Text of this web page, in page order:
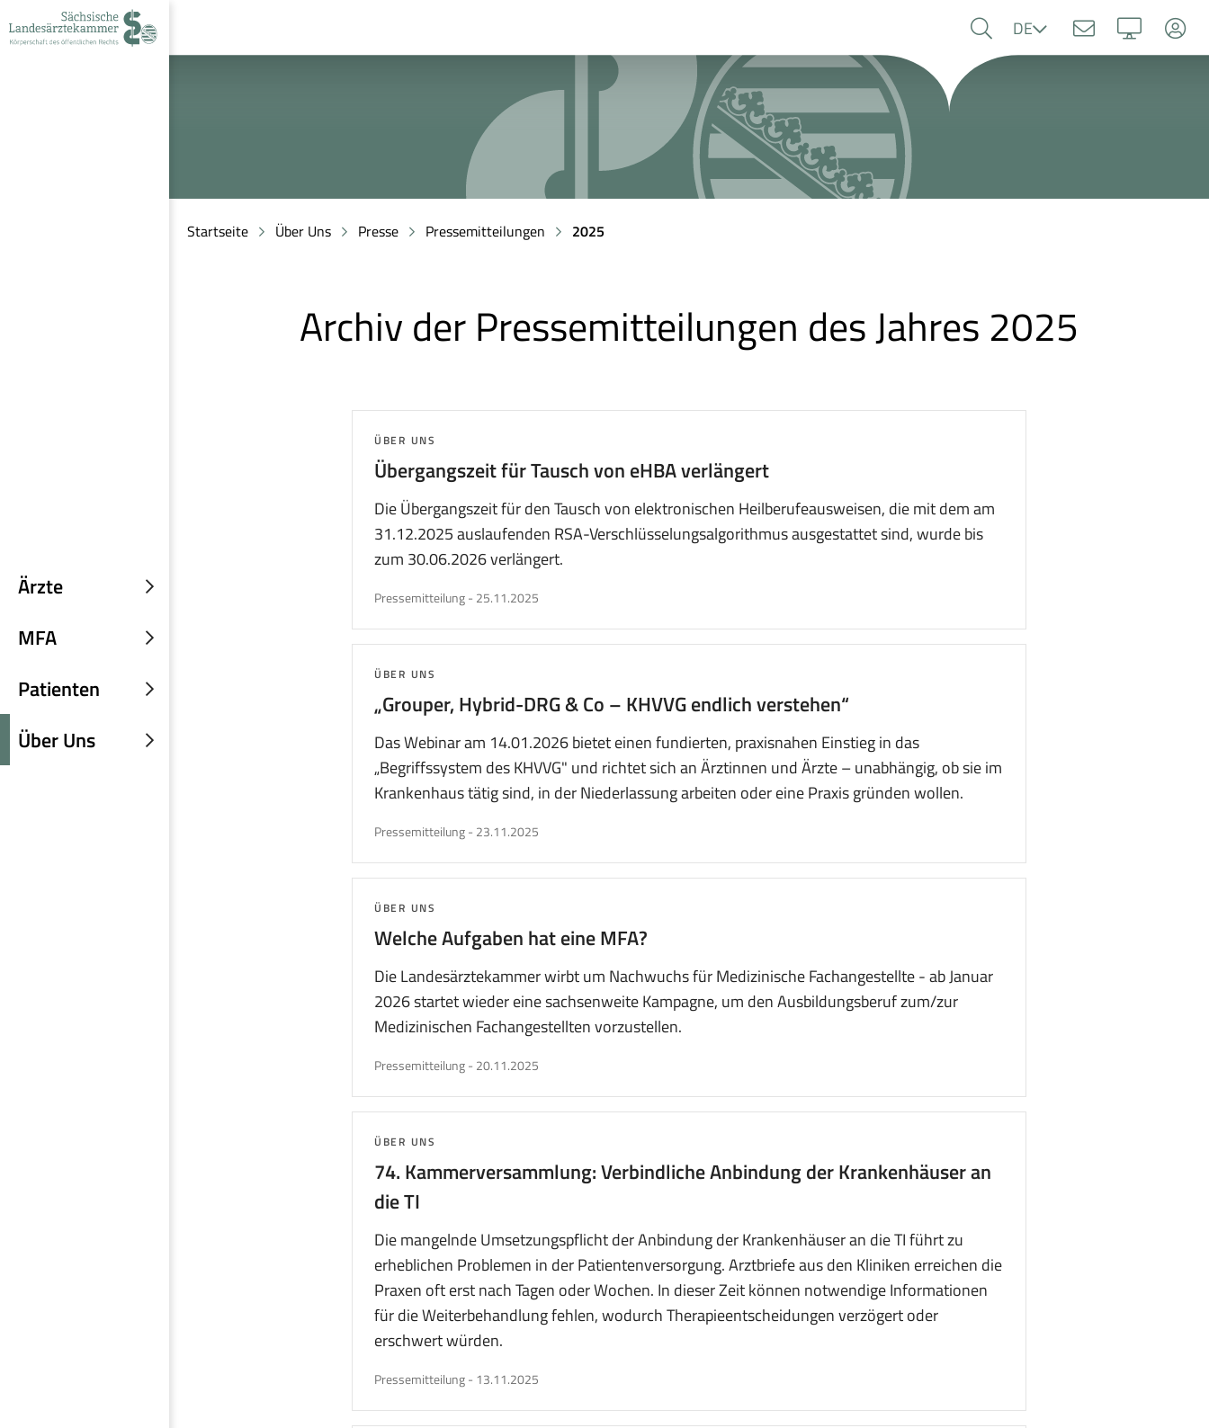
Navigation
Suche
Inhalt
Ärzte
Untermenü
MFA
Untermenü
Patienten
Untermenü
Über Uns
Untermenü
Sprache
DE
Startseite Über Uns Presse Pressemitteilungen 2025
Archiv der Pressemitteilungen des Jahres 2025
Übergangszeit für Tausch von eHBA verlängert
THEMA:
ÜBER UNS
Die Übergangszeit für den Tausch von elektronischen Heilberufeausweisen, die mit dem am
31.12.2025 auslaufenden RSA-Verschlüsselungsalgorithmus ausgestattet sind, wurde bis
zum 30.06.2026 verlängert.
Pressemitteilungveröffentlicht
- 25.11.2025
„Grouper, Hybrid-DRG & Co – KHVVG endlich verstehen“
THEMA:
ÜBER UNS
Das Webinar am 14.01.2026 bietet einen fundierten, praxisnahen Einstieg in das
„Begriffssystem des KHVVG" und richtet sich an Ärztinnen und Ärzte – unabhängig, ob sie im
Krankenhaus tätig sind, in der Niederlassung arbeiten oder eine Praxis gründen wollen.
Pressemitteilungveröffentlicht
- 23.11.2025
Welche Aufgaben hat eineMFA?
THEMA:
ÜBER UNS
Die Landesärztekammer wirbt um Nachwuchs für Medizinische Fachangestellte - ab Januar
2026 startet wieder eine sachsenweite Kampagne, um den Ausbildungsberuf zum/zur
Medizinischen Fachangestellten vorzustellen.
Pressemitteilungveröffentlicht
- 20.11.2025
74. Kammerversammlung: Verbindliche Anbindung der Krankenhäuser an
die TI
THEMA:
ÜBER UNS
Die mangelnde Umsetzungspflicht der Anbindung der Krankenhäuser an die TI führt zu
erheblichen Problemen in der Patientenversorgung. Arztbriefe aus den Kliniken erreichen die
Praxen oft erst nach Tagen oder Wochen. In dieser Zeit können notwendige Informationen
für die Weiterbehandlung fehlen, wodurch Therapieentscheidungen verzögert oder
erschwert würden.
Pressemitteilungveröffentlicht
- 13.11.2025